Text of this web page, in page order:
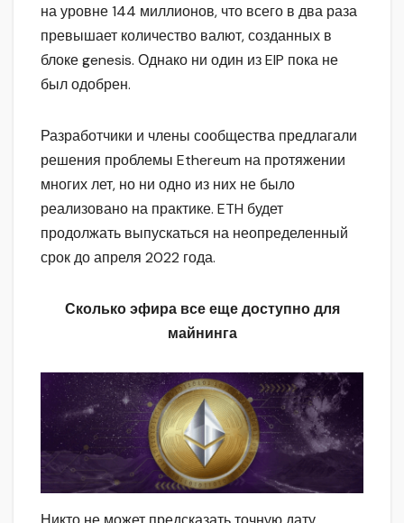
на уровне 144 миллионов, что всего в два раза
превышает количество валют, созданных в
блоке genesis. Однако ни один из EIP пока не
был одобрен.
Разработчики и члены сообщества предлагали
решения проблемы Ethereum на протяжении
многих лет, но ни одно из них не было
реализовано на практике. ETH будет
продолжать выпускаться на неопределенный
срок до апреля 2022 года.
Сколько эфира все еще доступно для
майнинга